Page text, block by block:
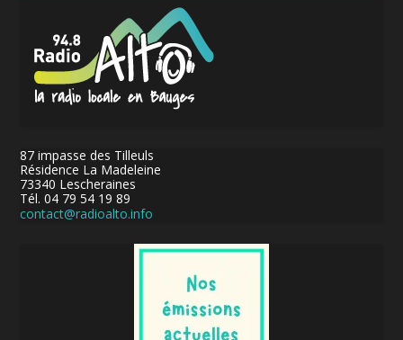
87 impasse des Tilleuls
Résidence La Madeleine
73340 Lescheraines
Tél. 04 79 54 19 89
contact@radioalto.info